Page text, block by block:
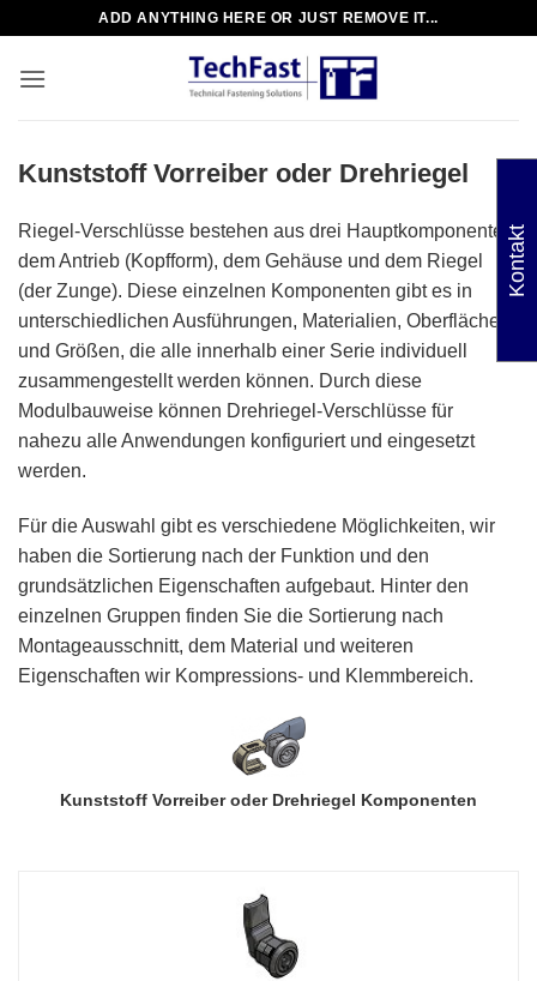
springen
ADD ANYTHING HERE OR JUST REMOVE IT...
Kunststoff Vorreiber oder Drehriegel
Riegel-Verschlüsse bestehen aus drei Hauptkomponenten,
dem Antrieb (Kopfform), dem Gehäuse und dem Riegel
(der Zunge). Diese einzelnen Komponenten gibt es in
unterschiedlichen Ausführungen, Materialien, Oberflächen
und Größen, die alle innerhalb einer Serie individuell
zusammengestellt werden können. Durch diese
Modulbauweise können Drehriegel-Verschlüsse für
nahezu alle Anwendungen konfiguriert und eingesetzt
werden.
Für die Auswahl gibt es verschiedene Möglichkeiten, wir
haben die Sortierung nach der Funktion und den
grundsätzlichen Eigenschaften aufgebaut. Hinter den
einzelnen Gruppen finden Sie die Sortierung nach
Montageausschnitt, dem Material und weiteren
Eigenschaften wir Kompressions- und Klemmbereich.
Kunststoff Vorreiber oder Drehriegel Komponenten
Kontakt